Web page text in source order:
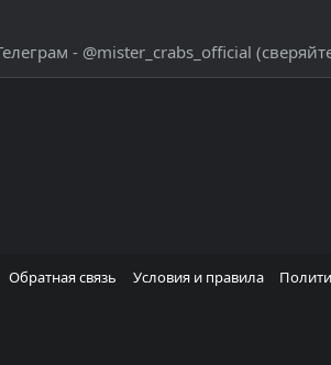
- @mister_crabs_official
Обратная связь Условия и правила